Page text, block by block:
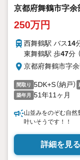
京都府舞鶴市字余
250万円
西舞鶴駅 バス14
東舞鶴駅 歩47分
京都府舞鶴市字
間取り 5DK+S（納戸）
築年月 51年11ヶ月
山並みをのぞむ自
叶いそうです！！
詳細を見る